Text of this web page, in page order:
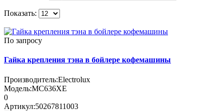
Показать:
По запросу
Гайка крепления тэна в бойлере кофемашины
Производитель:Electrolux
Модель:MC636XE
0
Артикул:50267811003